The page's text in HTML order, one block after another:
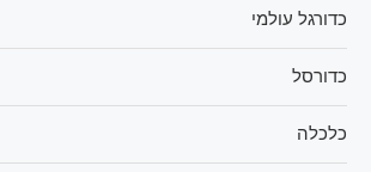
כדורגל עולמי
כדורסל
כלכלה